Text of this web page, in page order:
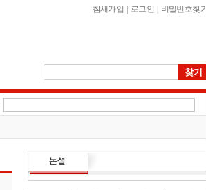
참새가입 로그인 비밀번호찾기